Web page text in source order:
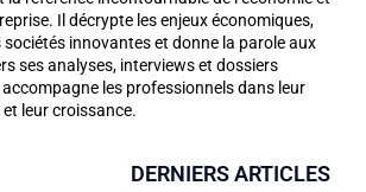
Il décrypte les enjeux économiques,
sociétés innovantes et donne la parole aux
ses analyses, interviews et dossiers
les professionnels dans leur
leur croissance.
DERNIERS ARTICLES